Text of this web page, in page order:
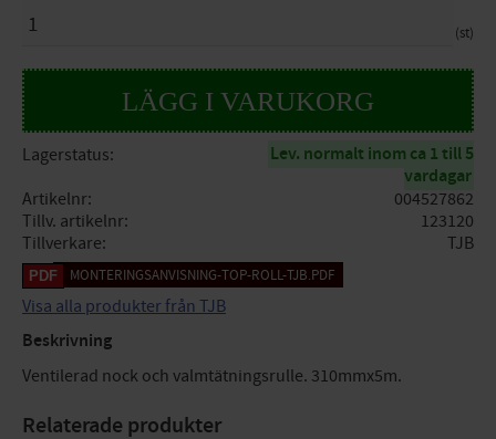
st
Lagerstatus
Lev. normalt inom ca 1 till 5
vardagar
Artikelnr
004527862
Tillv. artikelnr
123120
Tillverkare
TJB
MONTERINGSANVISNING-TOP-ROLL-TJB.PDF
Visa alla produkter från TJB
Beskrivning
Ventilerad nock och valmtätningsrulle. 310mmx5m.
Relaterade produkter